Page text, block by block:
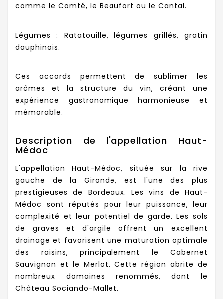
comme le Comté, le Beaufort ou le Cantal.
Légumes : Ratatouille, légumes grillés, gratin
dauphinois.
Ces accords permettent de sublimer les
arômes et la structure du vin, créant une
expérience gastronomique harmonieuse et
mémorable.
Description de l'appellation Haut-
Médoc
L'appellation Haut-Médoc, située sur la rive
gauche de la Gironde, est l'une des plus
prestigieuses de Bordeaux. Les vins de Haut-
Médoc sont réputés pour leur puissance, leur
complexité et leur potentiel de garde. Les sols
de graves et d'argile offrent un excellent
drainage et favorisent une maturation optimale
des raisins, principalement le Cabernet
Sauvignon et le Merlot. Cette région abrite de
nombreux domaines renommés, dont le
Château Sociando-Mallet.